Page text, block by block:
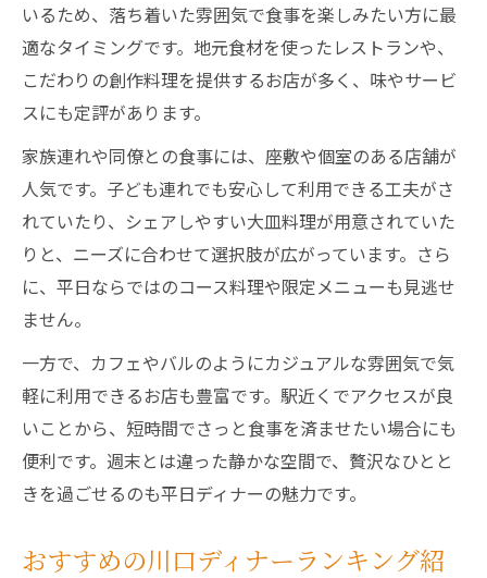
いるため、落ち着いた雰囲気で食事を楽しみたい方に最
適なタイミングです。地元食材を使ったレストランや、
こだわりの創作料理を提供するお店が多く、味やサービ
スにも定評があります。
家族連れや同僚との食事には、座敷や個室のある店舗が
人気です。子ども連れでも安心して利用できる工夫がさ
れていたり、シェアしやすい大皿料理が用意されていた
りと、ニーズに合わせて選択肢が広がっています。さら
に、平日ならではのコース料理や限定メニューも見逃せ
ません。
一方で、カフェやバルのようにカジュアルな雰囲気で気
軽に利用できるお店も豊富です。駅近くでアクセスが良
いことから、短時間でさっと食事を済ませたい場合にも
便利です。週末とは違った静かな空間で、贅沢なひとと
きを過ごせるのも平日ディナーの魅力です。
おすすめの川口ディナーランキング紹